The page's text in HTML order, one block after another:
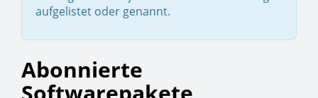
aufgelistet oder genannt.
Abonnierte